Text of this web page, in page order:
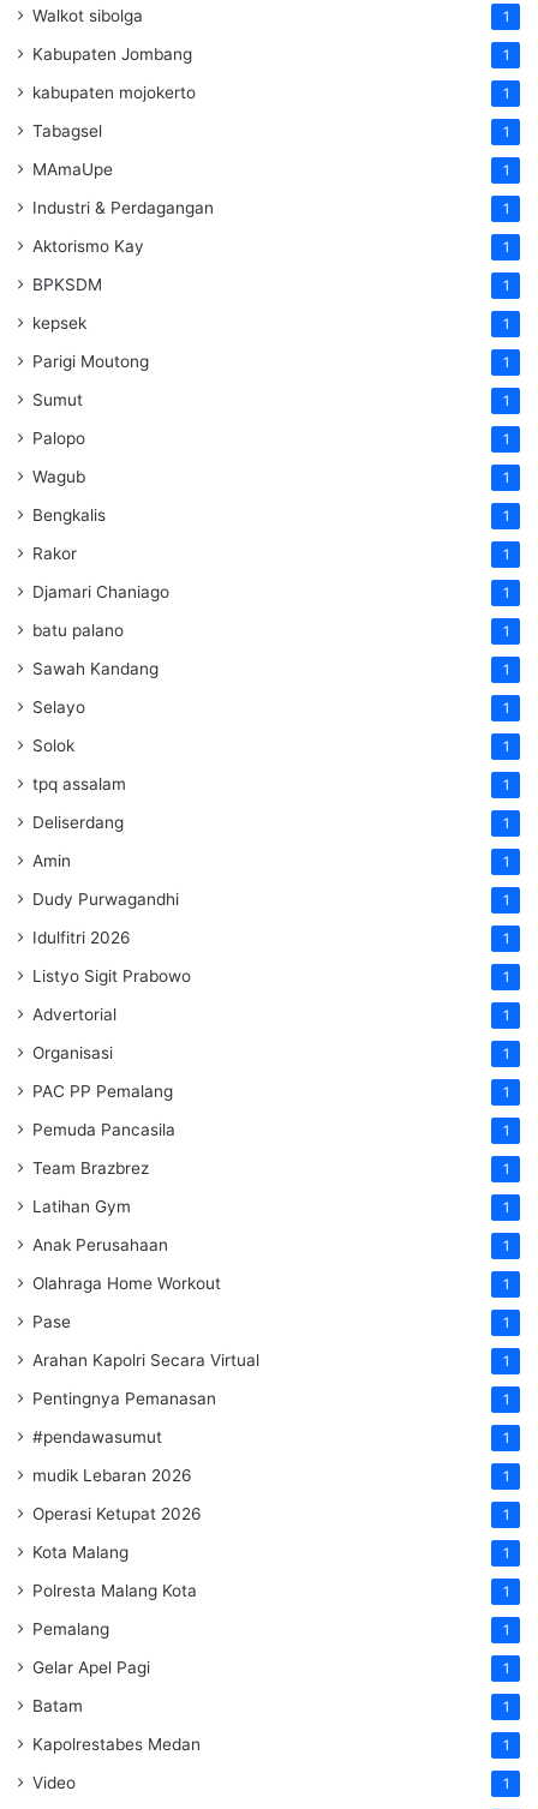
Walkot sibolga 1
Kabupaten Jombang 1
kabupaten mojokerto 1
Tabagsel 1
MAmaUpe 1
Industri & Perdagangan 1
Aktorismo Kay 1
BPKSDM 1
kepsek 1
Parigi Moutong 1
Sumut 1
Palopo 1
Wagub 1
Bengkalis 1
Rakor 1
Djamari Chaniago 1
batu palano 1
Sawah Kandang 1
Selayo 1
Solok 1
tpq assalam 1
Deliserdang 1
Amin 1
Dudy Purwagandhi 1
Idulfitri 2026 1
Listyo Sigit Prabowo 1
Advertorial 1
Organisasi 1
PAC PP Pemalang 1
Pemuda Pancasila 1
Team Brazbrez 1
Latihan Gym 1
Anak Perusahaan 1
Olahraga Home Workout 1
Pase 1
Arahan Kapolri Secara Virtual 1
Pentingnya Pemanasan 1
#pendawasumut 1
mudik Lebaran 2026 1
Operasi Ketupat 2026 1
Kota Malang 1
Polresta Malang Kota 1
Pemalang 1
Gelar Apel Pagi 1
Batam 1
Kapolrestabes Medan 1
Video 1